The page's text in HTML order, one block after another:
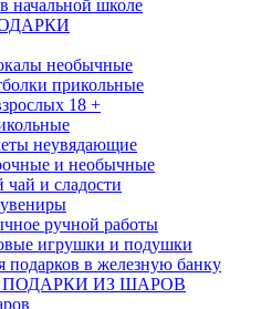
начальной школе
необычные
прикольные
18 +
неувядающие
и необычные
и сладости
ручной работы
игрушки и подушки
подарков в железную банку
ИЗ ШАРОВ